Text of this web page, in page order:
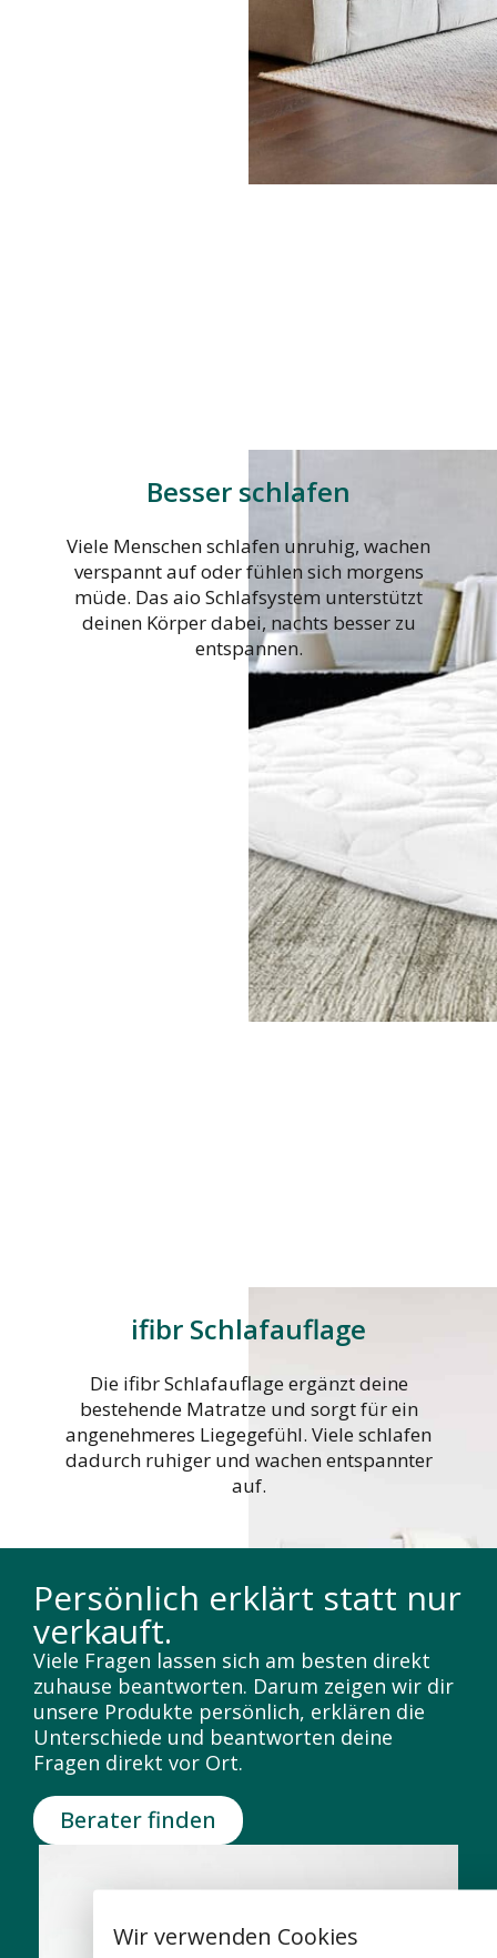
Besser schlafen
Viele Menschen schlafen unruhig, wachen
verspannt auf oder fühlen sich morgens
müde. Das aio Schlafsystem unterstützt
deinen Körper dabei, nachts besser zu
entspannen.
ifibr Schlafauflage
Die ifibr Schlafauflage ergänzt deine
bestehende Matratze und sorgt für ein
angenehmeres Liegegefühl. Viele schlafen
dadurch ruhiger und wachen entspannter
auf.
Persönlich erklärt statt nur
verkauft.
Viele Fragen lassen sich am besten direkt
zuhause beantworten. Darum zeigen wir dir
unsere Produkte persönlich, erklären die
Unterschiede und beantworten deine
Fragen direkt vor Ort.
Berater finden
Wir verwenden Cookies